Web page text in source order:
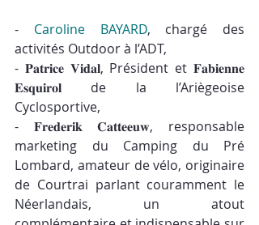
- Caroline BAYARD, chargé des
activités Outdoor à l’ADT,
- 𝐏𝐚𝐭𝐫𝐢𝐜𝐞 𝐕𝐢𝐝𝐚𝐥, Président et 𝐅𝐚𝐛𝐢𝐞𝐧𝐧𝐞
𝐄𝐬𝐪𝐮𝐢𝐫𝐨𝐥 de la l’Ariègeoise
Cyclosportive,
- 𝐅𝐫𝐞𝐝𝐞𝐫𝐢𝐤 𝐂𝐚𝐭𝐭𝐞𝐞𝐮𝐰, responsable
marketing du Camping du Pré
Lombard, amateur de vélo, originaire
de Courtrai parlant couramment le
Néerlandais, un atout